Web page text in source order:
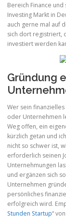
Bereich Finance
Investing Markt in
auch gerne mal auf
sich dort registriert,
investiert werden
Gründung
Wer sein
oder Unternehmen
Weg offen, ein
kürzlich getan und
nicht so schwer ist,
erforderlich seinen
Unternehmungen
und ergänzen sich
Unternehmen
persönliches
erfolgreich wird.
Stunden Startup“